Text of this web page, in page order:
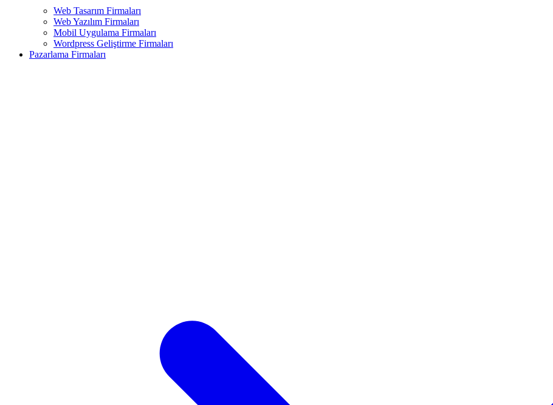
Web Tasarım Firmaları
Web Yazılım Firmaları
Mobil Uygulama Firmaları
Wordpress Geliştirme Firmaları
Pazarlama Firmaları